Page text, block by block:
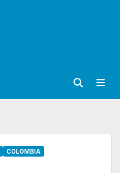
COLOMBIA